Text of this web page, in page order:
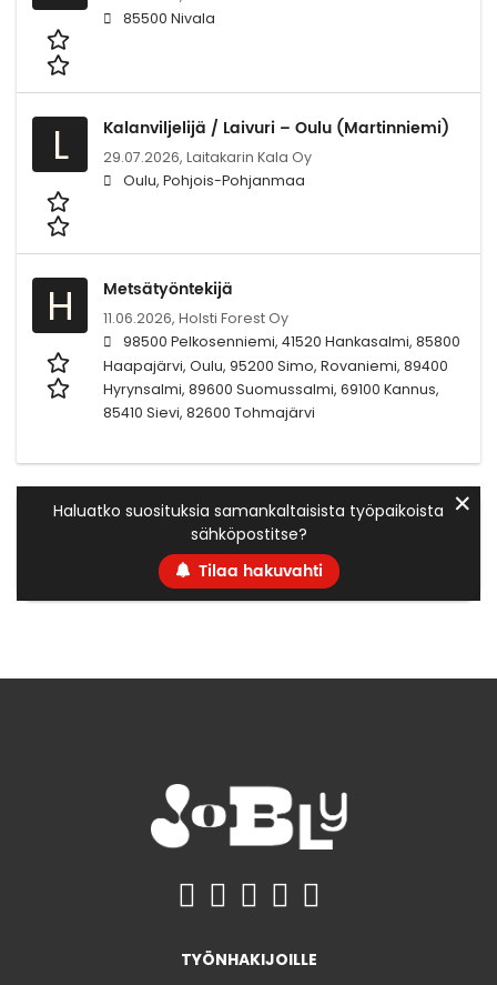
85500 Nivala
L Kalanviljelijä / Laivuri – Oulu (Martinniemi)
29.07.2026, Laitakarin Kala Oy
Oulu, Pohjois-Pohjanmaa
H Metsätyöntekijä
11.06.2026, Holsti Forest Oy
98500 Pelkosenniemi, 41520 Hankasalmi, 85800
Haapajärvi, Oulu, 95200 Simo, Rovaniemi, 89400
Hyrynsalmi, 89600 Suomussalmi, 69100 Kannus,
85410 Sievi, 82600 Tohmajärvi
Haluatko suosituksia samankaltaisista työpaikoista
sähköpostitse?
Tilaa hakuvahti
✕
TYÖNHAKIJOILLE